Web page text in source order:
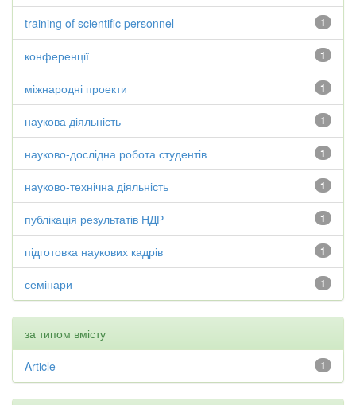
1
training of scientific personnel
1
конференції
1
міжнародні проекти
1
наукова діяльність
1
науково-дослідна робота студентів
1
науково-технічна діяльність
1
публікація результатів НДР
1
підготовка наукових кадрів
1
семінари
за типом вмісту
1
Article